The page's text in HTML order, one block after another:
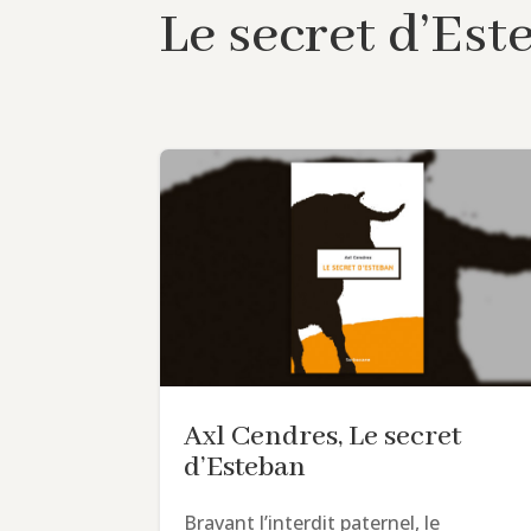
Le secret
Axl Cendres, Le secret
d’Esteban
Bravant l’interdit paternel, le